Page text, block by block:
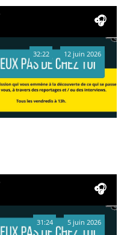
32:22 12 juin 2026
31:24 5 juin 2026